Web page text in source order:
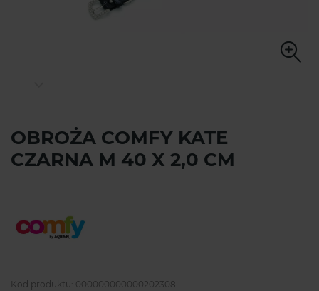
OBROŻA COMFY KATE
CZARNA M 40 X 2,0 CM
Kod produktu: 000000000000202308